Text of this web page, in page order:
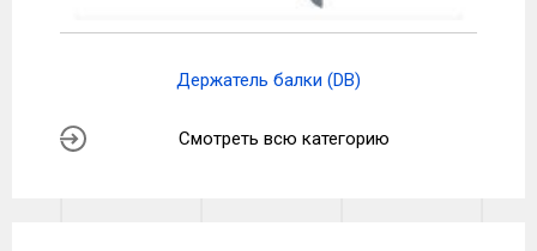
Держатель балки (DB)
Смотреть всю категорию